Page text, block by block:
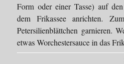
Form oder einer Tasse) auf
dem Frikassee anrichten.
Petersilienblättchen garnieren.
etwas Worchestersauce in das